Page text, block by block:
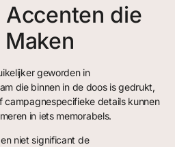
Accenten die
geworden in
die binnen in de doos is gedrukt,
campagnespecifieke details kunnen
in iets memorabels.
niet significant de